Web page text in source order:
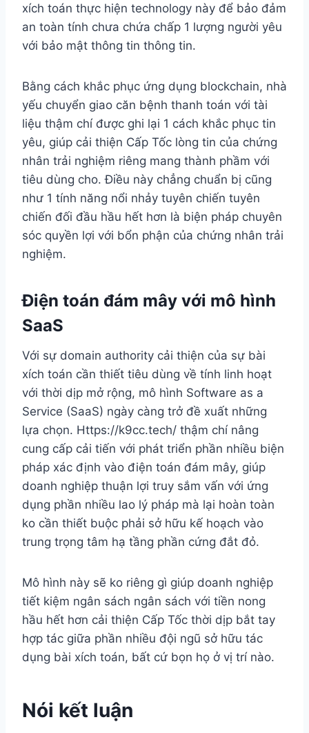
xích toán thực hiện technology này để bảo đảm
an toàn tính chưa chứa chấp 1 lượng người yêu
với bảo mật thông tin thông tin.
Bằng cách khắc phục ứng dụng blockchain, nhà
yếu chuyển giao căn bệnh thanh toán với tài
liệu thậm chí được ghi lại 1 cách khắc phục tin
yêu, giúp cải thiện Cấp Tốc lòng tin của chứng
nhân trải nghiệm riêng mang thành phầm với
tiêu dùng cho. Điều này chẳng chuẩn bị cũng
như 1 tính năng nổi nhảy tuyên chiến tuyên
chiến đối đầu hầu hết hơn là biện pháp chuyên
sóc quyền lợi với bổn phận của chứng nhân trải
nghiệm.
Điện toán đám mây với mô hình
SaaS
Với sự domain authority cải thiện của sự bài
xích toán cần thiết tiêu dùng về tính linh hoạt
với thời dịp mở rộng, mô hình Software as a
Service (SaaS) ngày càng trở đề xuất những
lựa chọn. Https://k9cc.tech/ thậm chí nâng
cung cấp cải tiến với phát triển phần nhiều biện
pháp xác định vào điện toán đám mây, giúp
doanh nghiệp thuận lợi truy sắm vấn với ứng
dụng phần nhiều lao lý pháp mà lại hoàn toàn
ko cần thiết buộc phải sở hữu kế hoạch vào
trung trọng tâm hạ tầng phần cứng đắt đỏ.
Mô hình này sẽ ko riêng gì giúp doanh nghiệp
tiết kiệm ngân sách ngân sách với tiền nong
hầu hết hơn cải thiện Cấp Tốc thời dịp bắt tay
hợp tác giữa phần nhiều đội ngũ sở hữu tác
dụng bài xích toán, bất cứ bọn họ ở vị trí nào.
Nói kết luận